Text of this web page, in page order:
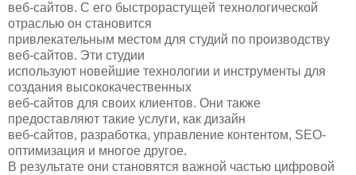
веб-сайтов. С его быстрорастущей технологической
отраслью он становится
привлекательным местом для студий по производству
веб-сайтов. Эти студии
используют новейшие технологии и инструменты для
создания высококачественных
веб-сайтов для своих клиентов. Они также
предоставляют такие услуги, как дизайн
веб-сайтов, разработка, управление контентом, SEO-
оптимизация и многое другое.
В результате они становятся важной частью цифровой